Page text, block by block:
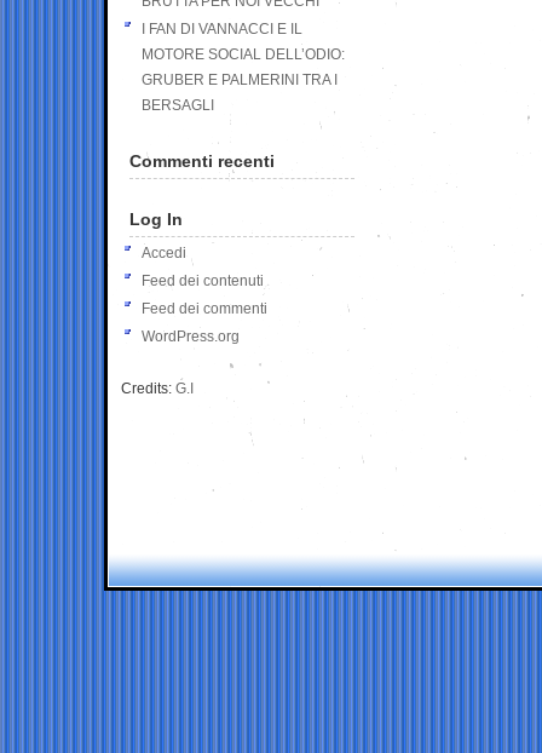
I FAN DI VANNACCI E IL
MOTORE SOCIAL DELL’ODIO:
GRUBER E PALMERINI TRA I
BERSAGLI
Commenti recenti
Log In
Accedi
Feed dei contenuti
Feed dei commenti
WordPress.org
Credits: G.I